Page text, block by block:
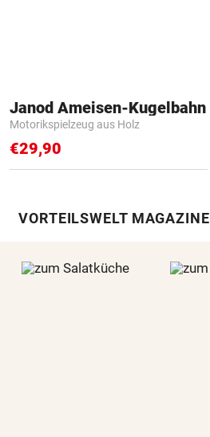
Janod Ameisen-Kugelbahn
Motorikspielzeug aus Holz
€29,90
VORTEILSWELT MAGAZINE